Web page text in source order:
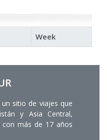
Week
sitio de viajes que
y Asia Central,
más de 17 años